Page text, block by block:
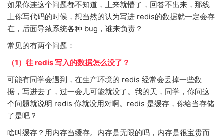
如果你连这个问题都不知道，上来就懵了，回答不出来，那线
上你写代码的时候，想当然的认为写进 redis的数据就一定会存
在，后面导致系统各种 bug，谁来负责？
常见的有两个问题：
（1）往 redis 写入的数据怎么没了？
可能有同学会遇到，在生产环境的 redis 经常会丢掉一些数
据，写进去了，过一会儿可能就没了。我的天，同学，你问这
个问题就说明 redis 你就没用对啊。redis 是缓存，你给当存储
了是吧？
啥叫缓存？用内存当缓存。内存是无限的吗，内存是很宝贵而